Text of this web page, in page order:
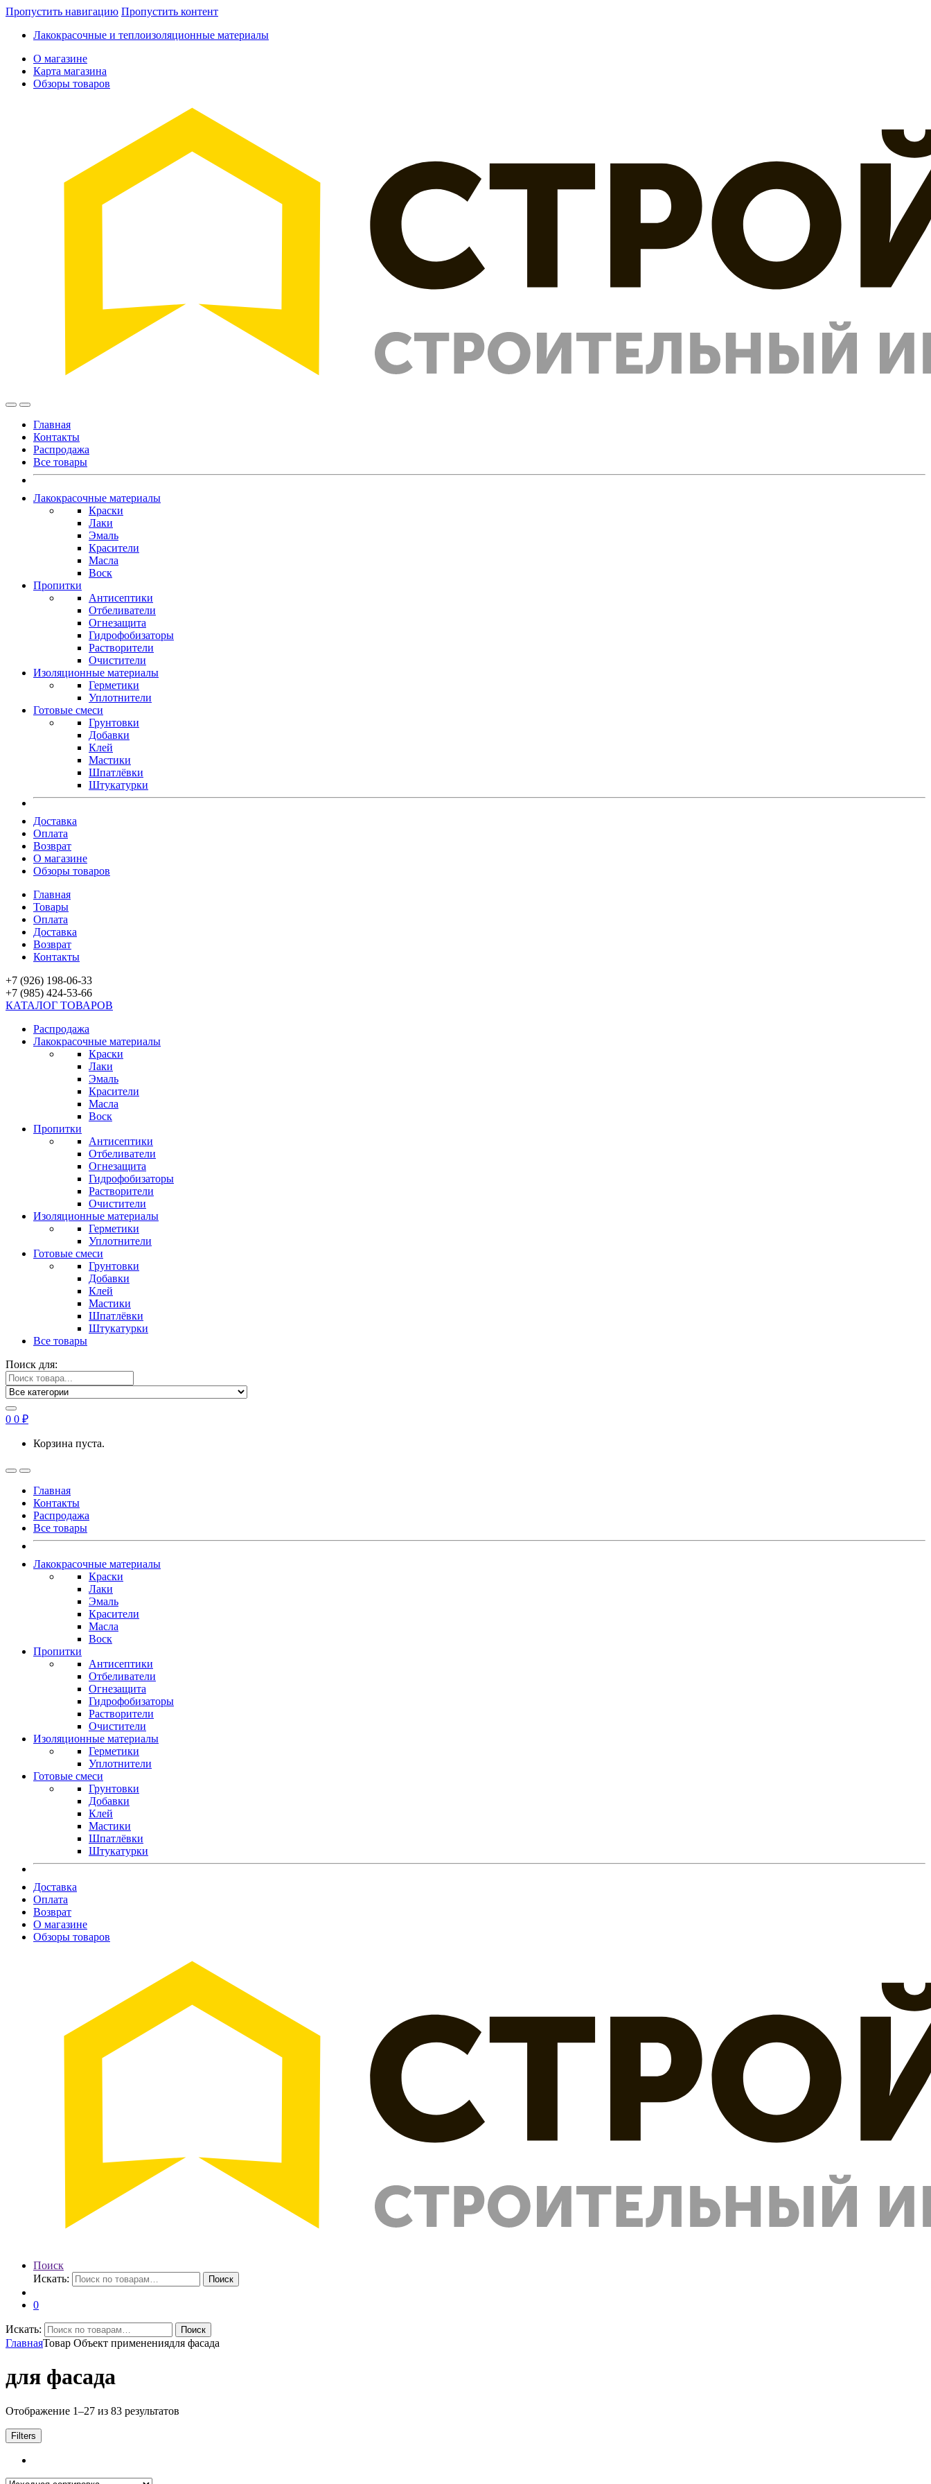
Пропустить навигацию Пропустить контент
Лакокрасочные и теплоизоляционные материалы
О магазине
Карта магазина
Обзоры товаров
Главная
Контакты
Распродажа
Все товары
Лакокрасочные материалы
Краски
Лаки
Эмаль
Красители
Масла
Воск
Пропитки
Антисептики
Отбеливатели
Огнезащита
Гидрофобизаторы
Растворители
Очистители
Изоляционные материалы
Герметики
Уплотнители
Готовые смеси
Грунтовки
Добавки
Клей
Мастики
Шпатлёвки
Штукатурки
Доставка
Оплата
Возврат
О магазине
Обзоры товаров
Главная
Товары
Оплата
Доставка
Возврат
Контакты
+7 (926) 198-06-33
+7 (985) 424-53-66
КАТАЛОГ ТОВАРОВ
Распродажа
Лакокрасочные материалы
Краски
Лаки
Эмаль
Красители
Масла
Воск
Пропитки
Антисептики
Отбеливатели
Огнезащита
Гидрофобизаторы
Растворители
Очистители
Изоляционные материалы
Герметики
Уплотнители
Готовые смеси
Грунтовки
Добавки
Клей
Мастики
Шпатлёвки
Штукатурки
Все товары
Поиск для:
0 0 ₽
Корзина пуста.
Главная
Контакты
Распродажа
Все товары
Лакокрасочные материалы
Краски
Лаки
Эмаль
Красители
Масла
Воск
Пропитки
Антисептики
Отбеливатели
Огнезащита
Гидрофобизаторы
Растворители
Очистители
Изоляционные материалы
Герметики
Уплотнители
Готовые смеси
Грунтовки
Добавки
Клей
Мастики
Шпатлёвки
Штукатурки
Доставка
Оплата
Возврат
О магазине
Обзоры товаров
Поиск
Искать:
Поиск
0
Искать: Поиск
ГлавнаяТовар Объект применениядля фасада
для фасада
Отображение 1–27 из 83 результатов
Filters